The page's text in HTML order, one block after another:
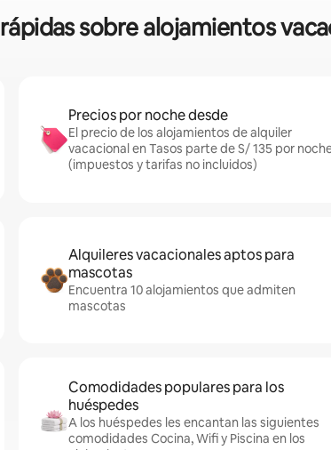
sobre alojamientos
Precios por noche desde
El precio de los alojamientos de alquiler
vacacional en Tasos parte de S/ 135 por
(impuestos y tarifas no incluidos)
Alquileres vacacionales aptos para
mascotas
Encuentra 10 alojamientos que admiten
mascotas
Comodidades populares para los
huéspedes
A los huéspedes les encantan las siguientes
comodidades Cocina, Wifi y Piscina en los